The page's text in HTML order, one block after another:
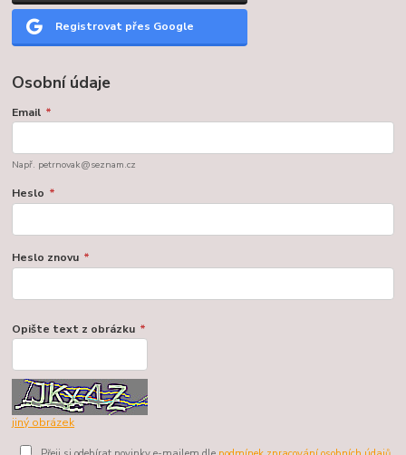
Registrovat přes Google
Osobní údaje
Email *
Např. petrnovak@seznam.cz
Heslo *
Heslo znovu *
Opište text z obrázku *
jiný obrázek